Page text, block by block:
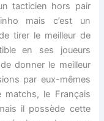
tacticien hors pair
mais c’est un
tirer le meilleur de
en ses joueurs
donner le meilleur
par eux-mêmes
matchs, le Français
il possède cette